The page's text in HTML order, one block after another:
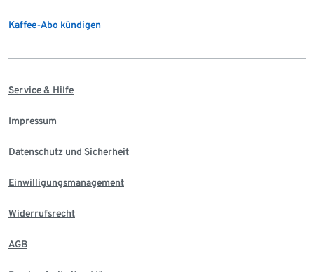
Kaffee-Abo kündigen
Service & Hilfe
Impressum
Datenschutz und Sicherheit
Einwilligungsmanagement
Widerrufsrecht
AGB